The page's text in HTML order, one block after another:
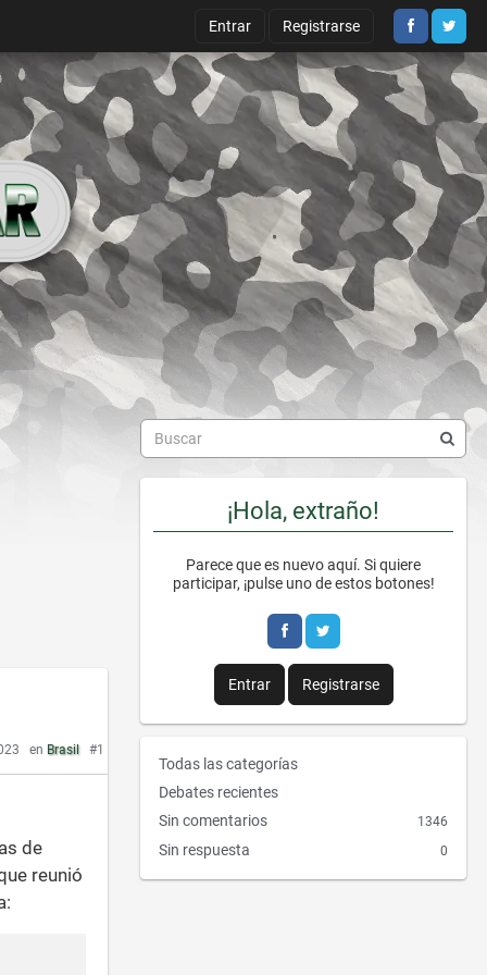
Entrar Registrarse
en Brasil #1
de
reunió
¡Hola, extraño!
Parece que es nuevo aquí. Si quiere
participar, ¡pulse uno de estos botones!
Entrar Registrarse
E
n
a
c
e
Todas las categorías
Debates recientes
Sin comentarios
1346
Sin respuesta 0